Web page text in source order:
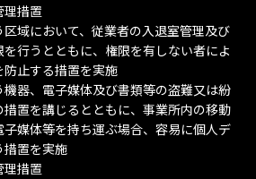
理措置
域において、従業者の入退室管理及び
行うとともに、権限を有しない者によ
止する措置を実施
器、電子媒体及び書類等の盗難又は紛
置を講じるとともに、事業所内の移動
媒体等を持ち運ぶ場合、容易に個人デ
措置を実施
理措置